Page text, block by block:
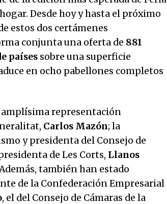
Desde hoy y hasta el próximo
estos dos certámenes
conjunta una oferta de 881
países sobre una superficie
en ocho pabellones completos
amplísima representación
Carlos Mazón; la
y presidenta del Consejo de
de Les Corts, Llanos
también han estado
de la Confederación Empresarial
, el del Consejo de Cámaras de la